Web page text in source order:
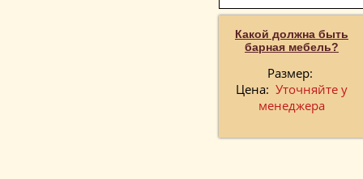
Какой должна быть
барная мебель?
Размер:
Цена: Уточняйте у
менеджера